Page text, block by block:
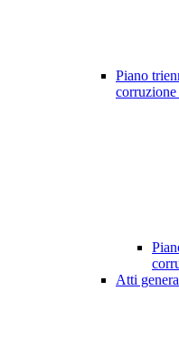
Piano
corruzione
Atti